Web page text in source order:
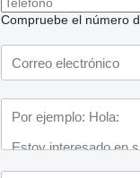
Compruebe el número